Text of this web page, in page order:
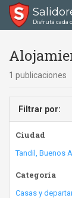
Disfrutá cada
1 publicaciones
Filtrar por:
Ciudad
Tandil, Buenos
Categoría
Casas y